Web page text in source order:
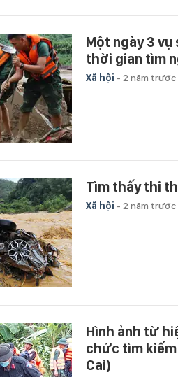
Một ngày 3 vụ
thời gian tìm
Xã hội - 2 năm trước
Tìm thấy thi
Xã hội - 2 năm trước
Hình ảnh từ
chức tìm kiếm
Cai)